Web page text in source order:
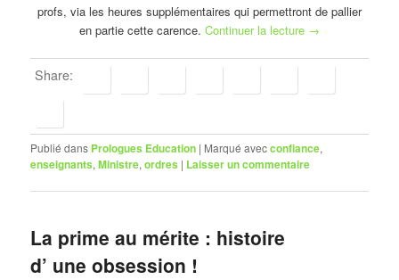
profs, via les heures supplémentaires qui permettront de pallier
en partie cette carence. Continuer la lecture →
Share:
Publié dans Prologues Education | Marqué avecconfiance,
enseignants,Ministre,ordres | Laisser un commentaire
La prime au mérite : histoire
d’ une obsession !